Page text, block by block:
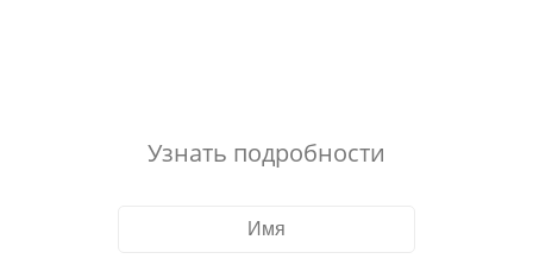
Узнать подробности